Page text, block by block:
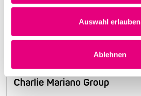
Auswahl erlauben
Ablehnen
Mehr erfahren
Charlie Mariano Group